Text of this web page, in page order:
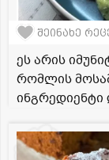
შეინახე
ეს არის
რომლის